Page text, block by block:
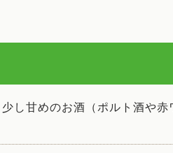
し甘めのお酒（ポルト酒や赤